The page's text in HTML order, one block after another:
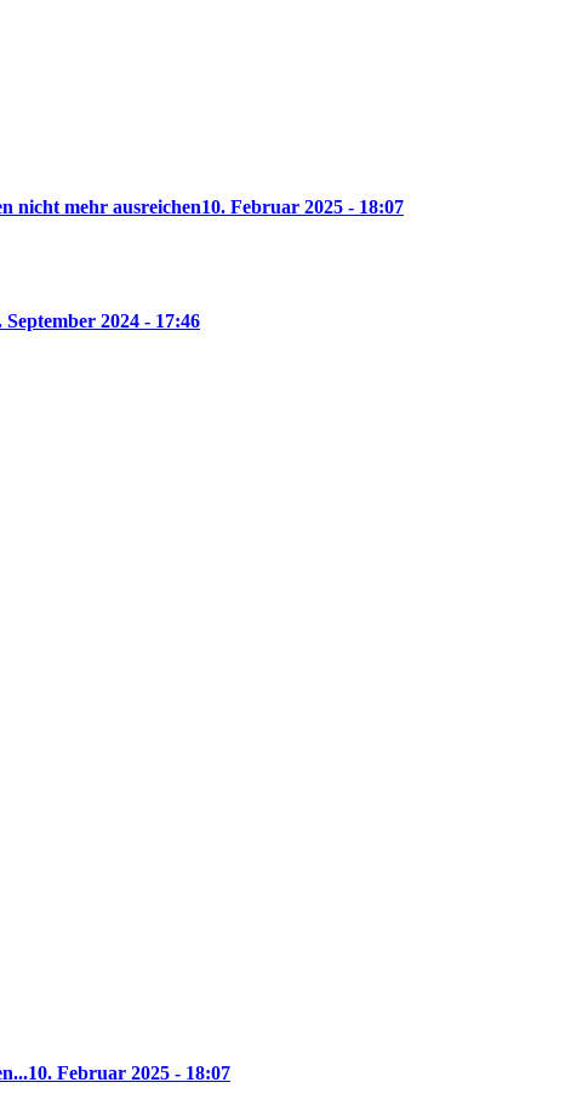
nicht mehr ausreichen10. Februar 2025 - 18:07
September 2024 - 17:46
10. Februar 2025 - 18:07